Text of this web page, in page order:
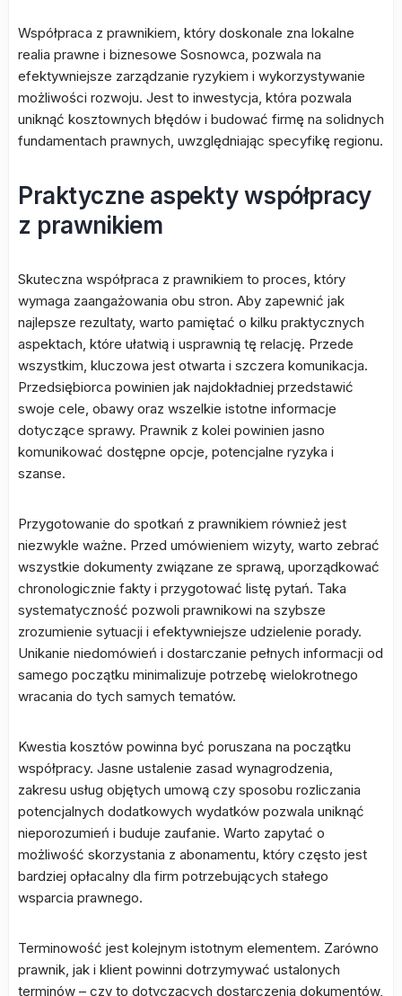
Współpraca z prawnikiem, który doskonale zna lokalne
realia prawne i biznesowe Sosnowca, pozwala na
efektywniejsze zarządzanie ryzykiem i wykorzystywanie
możliwości rozwoju. Jest to inwestycja, która pozwala
uniknąć kosztownych błędów i budować firmę na solidnych
fundamentach prawnych, uwzględniając specyfikę regionu.
Praktyczne aspekty współpracy
z prawnikiem
Skuteczna współpraca z prawnikiem to proces, który
wymaga zaangażowania obu stron. Aby zapewnić jak
najlepsze rezultaty, warto pamiętać o kilku praktycznych
aspektach, które ułatwią i usprawnią tę relację. Przede
wszystkim, kluczowa jest otwarta i szczera komunikacja.
Przedsiębiorca powinien jak najdokładniej przedstawić
swoje cele, obawy oraz wszelkie istotne informacje
dotyczące sprawy. Prawnik z kolei powinien jasno
komunikować dostępne opcje, potencjalne ryzyka i
szanse.
Przygotowanie do spotkań z prawnikiem również jest
niezwykle ważne. Przed umówieniem wizyty, warto zebrać
wszystkie dokumenty związane ze sprawą, uporządkować
chronologicznie fakty i przygotować listę pytań. Taka
systematyczność pozwoli prawnikowi na szybsze
zrozumienie sytuacji i efektywniejsze udzielenie porady.
Unikanie niedomówień i dostarczanie pełnych informacji od
samego początku minimalizuje potrzebę wielokrotnego
wracania do tych samych tematów.
Kwestia kosztów powinna być poruszana na początku
współpracy. Jasne ustalenie zasad wynagrodzenia,
zakresu usług objętych umową czy sposobu rozliczania
potencjalnych dodatkowych wydatków pozwala uniknąć
nieporozumień i buduje zaufanie. Warto zapytać o
możliwość skorzystania z abonamentu, który często jest
bardziej opłacalny dla firm potrzebujących stałego
wsparcia prawnego.
Terminowość jest kolejnym istotnym elementem. Zarówno
prawnik, jak i klient powinni dotrzymywać ustalonych
terminów – czy to dotyczących dostarczenia dokumentów,